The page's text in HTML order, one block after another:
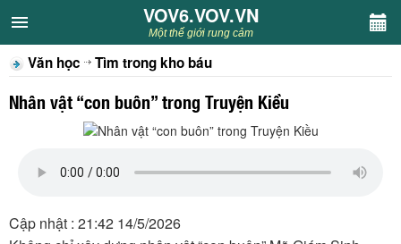
VOV6.VOV.VN
CHUYÊN MỤC
Khách VOV6
VOV6.VOV.VN
Một thế giới rung cảm
Văn học Tìm trong kho báu
Nhân vật “con buôn” trong Truyện Kiều
Cập nhật : 21:42 14/5/2026